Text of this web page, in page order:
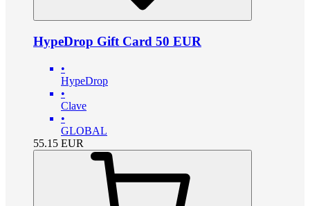
HypeDrop Gift Card 50 EUR
•
HypeDrop
•
Clave
•
GLOBAL
55.15 EUR